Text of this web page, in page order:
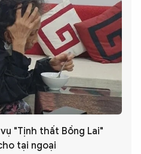
"Tịnh thất Bồng Lai"
tại ngoại